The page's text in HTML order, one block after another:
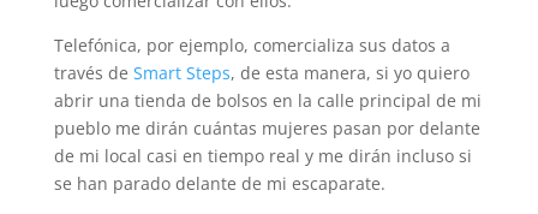
Telefónica, por ejemplo, comercializa sus datos a
través de Smart Steps, de esta manera, si yo quiero
abrir una tienda de bolsos en la calle principal de mi
pueblo me dirán cuántas mujeres pasan por delante
de mi local casi en tiempo real y me dirán incluso si
se han parado delante de mi escaparate.